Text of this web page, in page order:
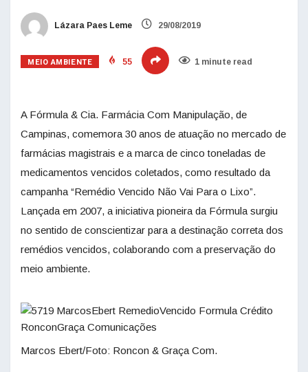
Lázara Paes Leme 29/08/2019
MEIO AMBIENTE 55 1 minute read
A Fórmula & Cia. Farmácia Com Manipulação, de
Campinas, comemora 30 anos de atuação no mercado de
farmácias magistrais e a marca de cinco toneladas de
medicamentos vencidos coletados, como resultado da
campanha “Remédio Vencido Não Vai Para o Lixo”.
Lançada em 2007, a iniciativa pioneira da Fórmula surgiu
no sentido de conscientizar para a destinação correta dos
remédios vencidos, colaborando com a preservação do
meio ambiente.
Marcos Ebert/Foto: Roncon & Graça Com.